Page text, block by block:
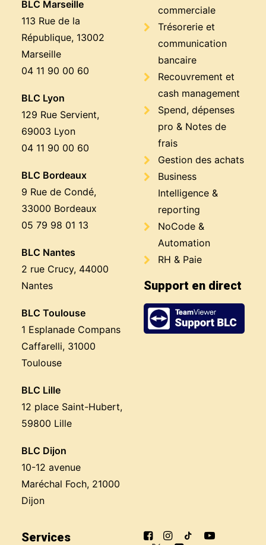
BLC Marseille
113 Rue de la
République, 13002
Marseille
04 11 90 00 60
BLC Lyon
129 Rue Servient,
69003 Lyon
04 11 90 00 60
BLC Bordeaux
9 Rue de Condé,
33000 Bordeaux
05 79 98 01 13
BLC Nantes
2 rue Crucy, 44000
Nantes
BLC Toulouse
1 Esplanade Compans
Caffarelli, 31000
Toulouse
BLC Lille
12 place Saint-Hubert,
59800 Lille
BLC Dijon
10-12 avenue
Maréchal Foch, 21000
Dijon
commerciale
Trésorerie et
communication
bancaire
Recouvrement et
cash management
Spend, dépenses
pro & Notes de
frais
Gestion des achats
Business
Intelligence &
reporting
NoCode &
Automation
RH & Paie
Support en direct
Services